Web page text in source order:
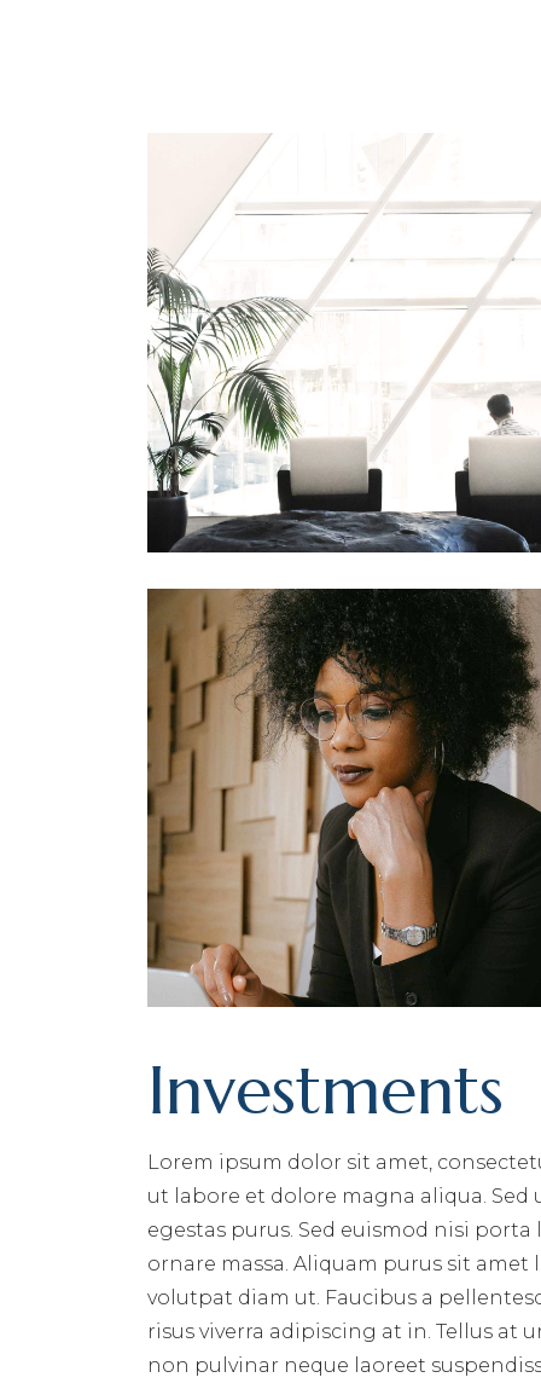
Investments
Lorem ipsum dolor sit amet,
ut labore et dolore magna aliqua.
egestas purus. Sed euismod nisi
ornare massa. Aliquam purus sit
volutpat diam ut. Faucibus a
risus viverra adipiscing at in. Tellus
non pulvinar neque laoreet